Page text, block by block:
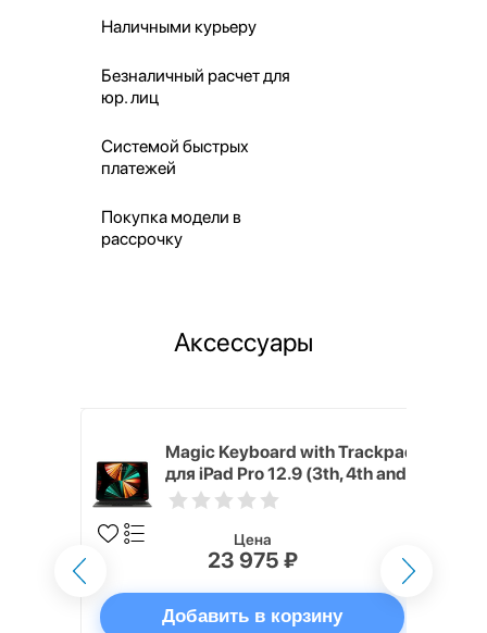
Наличными курьеру
Безналичный расчет для
юр. лиц
Системой быстрых
платежей
Покупка модели в
рассрочку
Аксессуары
Magic Keyboard with Trackpad
для iPad Pro 12.9 (3th, 4th and
5th generation) русская,
Цена
23 975 ₽
Добавить в корзину